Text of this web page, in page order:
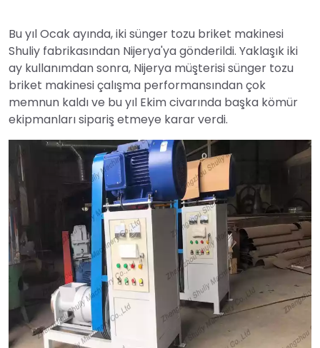
Bu yıl Ocak ayında, iki sünger tozu briket makinesi
Shuliy fabrikasından Nijerya'ya gönderildi. Yaklaşık iki
ay kullanımdan sonra, Nijerya müşterisi sünger tozu
briket makinesi çalışma performansından çok
memnun kaldı ve bu yıl Ekim civarında başka kömür
ekipmanları sipariş etmeye karar verdi.